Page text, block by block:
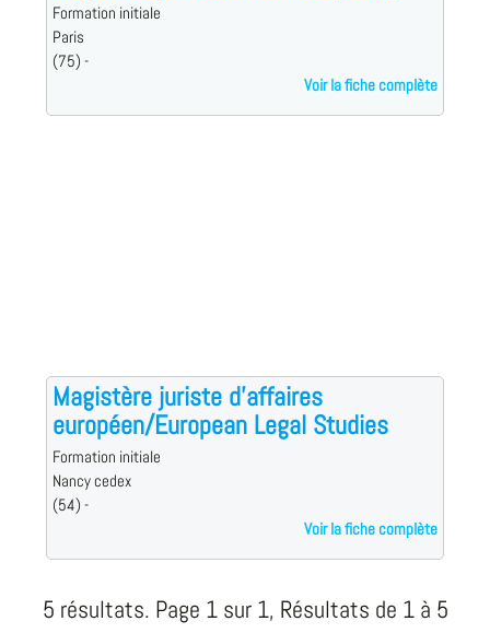
Formation initiale
Paris
(75) -
Voir la fiche complète
Magistère juriste d'affaires
européen/European Legal Studies
Formation initiale
Nancy cedex
(54) -
Voir la fiche complète
5 résultats. Page 1 sur 1, Résultats de 1 à 5